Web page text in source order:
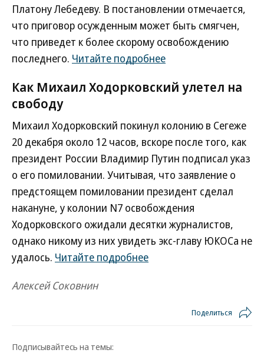
Платону Лебедеву. В постановлении отмечается,
что приговор осужденным может быть смягчен,
что приведет к более скорому освобождению
последнего. Читайте подробнее
Как Михаил Ходорковский улетел на
свободу
Михаил Ходорковский покинул колонию в Сегеже
20 декабря около 12 часов, вскоре после того, как
президент России Владимир Путин подписал указ
о его помиловании. Учитывая, что заявление о
предстоящем помиловании президент сделал
накануне, у колонии N7 освобождения
Ходорковского ожидали десятки журналистов,
однако никому из них увидеть экс-главу ЮКОСа не
удалось. Читайте подробнее
Алексей Соковнин
Поделиться
Подписывайтесь на темы: